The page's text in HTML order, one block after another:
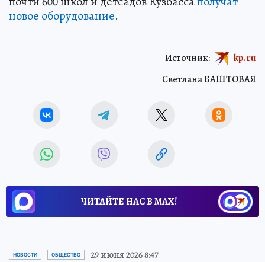
новое оборудование.
Светлана БАШТОВАЯ
Источник: kp.ru
ЧИТАЙТЕ НАС В МАХ!
НОВОСТИ ОБЩЕСТВО 29 июня 2026 8:47